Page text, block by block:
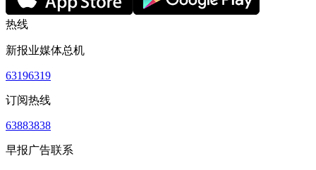
热线
新报业媒体总机
63196319
订阅热线
63883838
早报广告联系